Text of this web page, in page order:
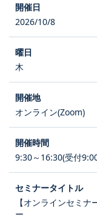
2026/10/8
木
オンライン(Zoom)
9:30～16:30(受付
【オンラインセミ
ー